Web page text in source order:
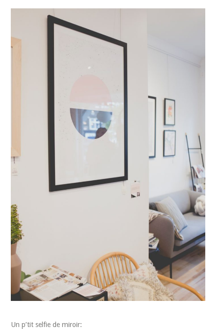
Un p’tit selfie de miroir: